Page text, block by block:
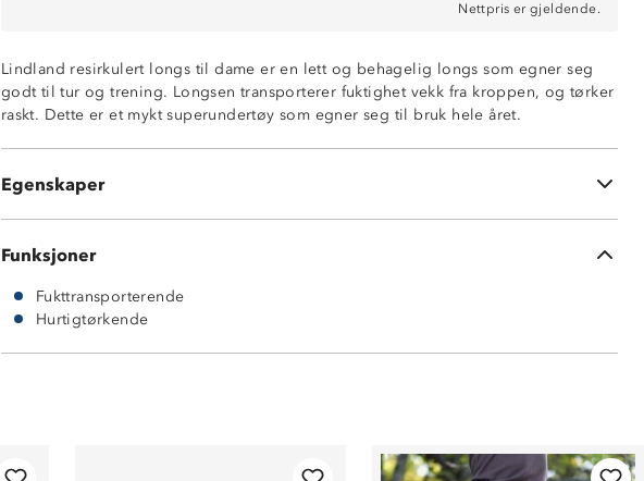
Nettpris er gjeldende.
Lindland resirkulert longs til dame er en lett og behagelig longs som egner seg
godt til tur og trening. Longsen transporterer fuktighet vekk fra kroppen, og tørker
raskt. Dette er et mykt superundertøy som egner seg til bruk hele året.
Egenskaper
100% resirkulert polyester
Funksjoner
Fukttransporterende
Hurtigtørkende